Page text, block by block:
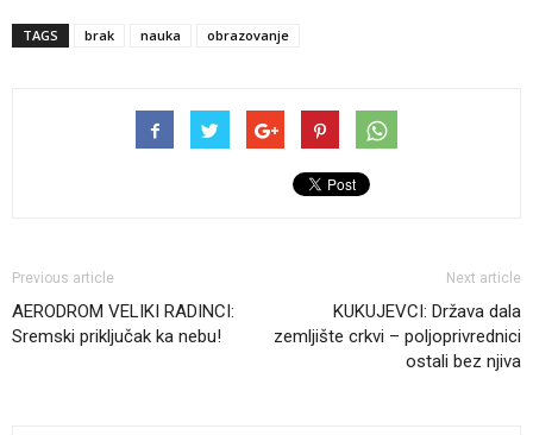
TAGS brak nauka obrazovanje
Previous article
AERODROM VELIKI RADINCI:
Sremski priključak ka nebu!
Next article
KUKUJEVCI: Država dala
zemljište crkvi – poljoprivrednici
ostali bez njiva